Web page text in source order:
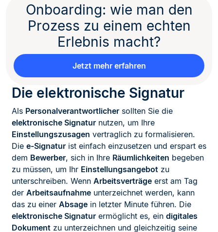
Onboarding: wie man den
Prozess zu einem echten
Erlebnis macht?
Jetzt mehr erfahren
Die elektronische Signatur
Als Personalverantwortlicher sollten Sie die
elektronische Signatur nutzen, um Ihre
Einstellungszusagen vertraglich zu formalisieren.
Die e-Signatur ist einfach einzusetzen und erspart es
dem Bewerber, sich in Ihre Räumlichkeiten begeben
zu müssen, um Ihr Einstellungsangebot zu
unterschreiben. Wenn Arbeitsverträge erst am Tag
der Arbeitsaufnahme unterzeichnet werden, kann
das zu einer Absage in letzter Minute führen. Die
elektronische Signatur ermöglicht es, ein digitales
Dokument zu unterzeichnen und gleichzeitig seine